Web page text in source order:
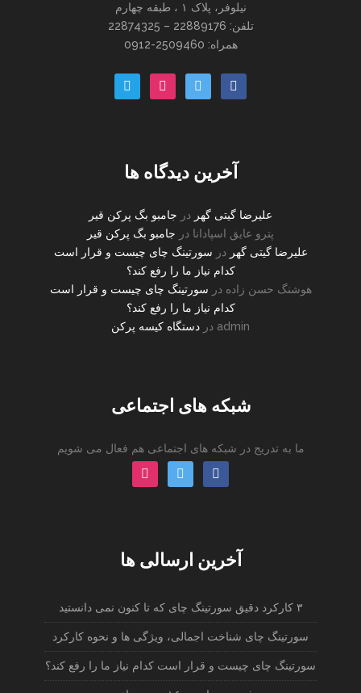
نیلوفر، پلاک ۱ ، طبقه چهارم
تلفن: 22889176 – 22874325
همراه: 2509460-0912
facebook
twitter
instagram
paper-
plane-
آخرین دیدگاه ها
علیرضا گیتی گهر در جامبو بگ پرکن قیر
پترو عایق اسپادانا در جامبو بگ پرکن قیر
علیرضا گیتی گهر در سورتینگ چای چیست و قرار است
کدام نیاز ما را رفع کند؟
هوشنگ حسن زاده در سورتینگ چای چیست و قرار است
کدام نیاز ما را رفع کند؟
admin در دستگاه کیسه پرکن
شبکه های اجتماعی
ما به تدریج در شبکه های اجتماعی هم فعال می شویم
facebook
twitter
instagram
آخرین ارسالی ها
۳ کارکرد دقیق سورتینگ چای که تا کنون نمی دانستید
سورتینگ چای شناخت اجمالی، ویژگی ها و نحوه کارکرد
سورتینگ چای چیست و قرار است کدام نیاز ما را رفع کند؟